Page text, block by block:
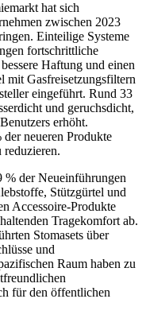
hat sich
zwischen 2023
Einteilige Systeme
fortschrittliche
Haftung und einen
mit Gasfreisetzungsfiltern
eingeführt. Rund 33
und geruchsdicht,
erhöht.
neueren Produkte
reduzieren.
der Neueinführungen
Stützgürtel und
Accessoire-Produkte
Tragekomfort ab.
Stomasets über
und
Raum haben zu
für den öffentlichen